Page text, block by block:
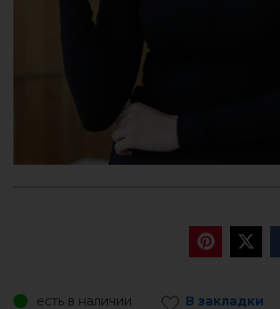
есть в наличии В закладки